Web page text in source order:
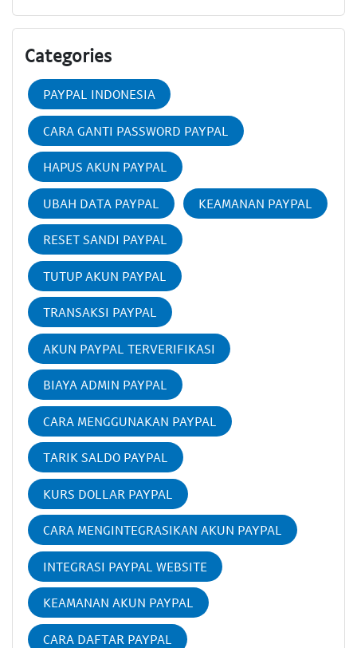
Categories
PAYPAL INDONESIA
CARA GANTI PASSWORD PAYPAL
HAPUS AKUN PAYPAL
UBAH DATA PAYPAL KEAMANAN PAYPAL
RESET SANDI PAYPAL
TUTUP AKUN PAYPAL
TRANSAKSI PAYPAL
AKUN PAYPAL TERVERIFIKASI
BIAYA ADMIN PAYPAL
CARA MENGGUNAKAN PAYPAL
TARIK SALDO PAYPAL
KURS DOLLAR PAYPAL
CARA MENGINTEGRASIKAN AKUN PAYPAL
INTEGRASI PAYPAL WEBSITE
KEAMANAN AKUN PAYPAL
CARA DAFTAR PAYPAL